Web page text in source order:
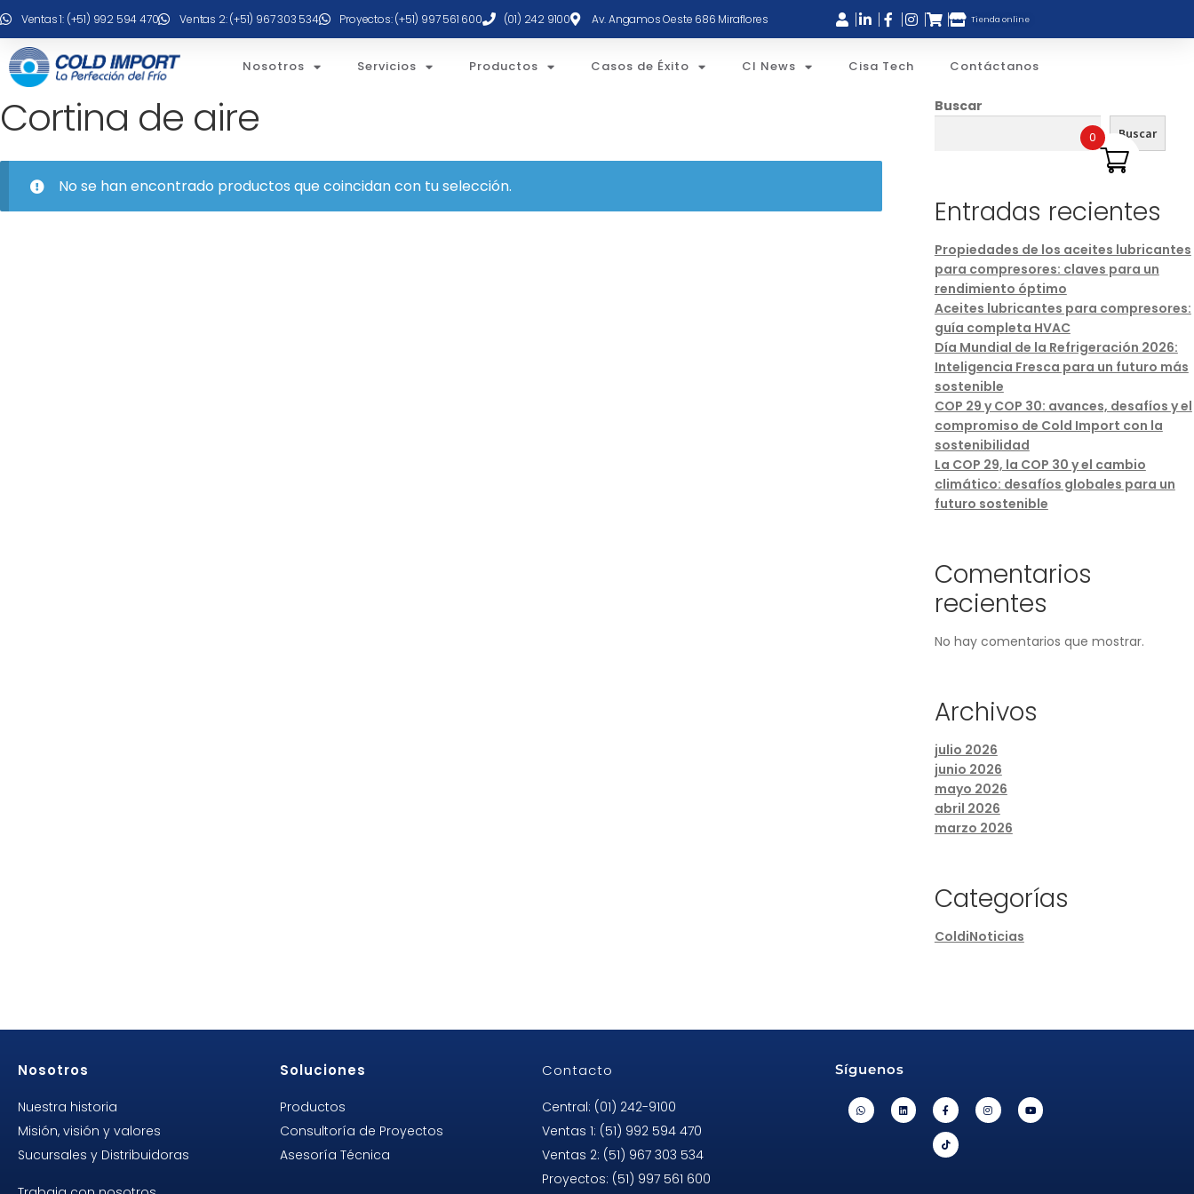
Ventas 1: (+51) 992 594 470 Ventas 2: (+51) 967 303 534 Proyectos: (+51) 997 561 600 (01) 242 9100 Av. Angamos Oeste 686 Miraflores Tienda online
Nosotros Servicios Productos Casos de Éxito CI News Cisa Tech Contáctanos
Cortina de aire
No se han encontrado productos que coincidan con tu selección.
Buscar
Buscar
Entradas recientes
Propiedades de los aceites lubricantes
para compresores: claves para un
rendimiento óptimo
Aceites lubricantes para compresores:
guía completa HVAC
Día Mundial de la Refrigeración 2026:
Inteligencia Fresca para un futuro más
sostenible
COP 29 y COP 30: avances, desafíos y el
compromiso de Cold Import con la
sostenibilidad
La COP 29, la COP 30 y el cambio
climático: desafíos globales para un
futuro sostenible
Comentarios
recientes
No hay comentarios que mostrar.
Archivos
julio 2026
junio 2026
mayo 2026
abril 2026
marzo 2026
Categorías
ColdiNoticias
Nosotros
Nuestra historia
Misión, visión y valores
Sucursales y Distribuidoras
Soluciones
Productos
Consultoría de Proyectos
Asesoría Técnica
Contacto
Central: (01) 242-9100
Ventas 1: (51) 992 594 470
Ventas 2: (51) 967 303 534
Proyectos: (51) 997 561 600
Síguenos
0